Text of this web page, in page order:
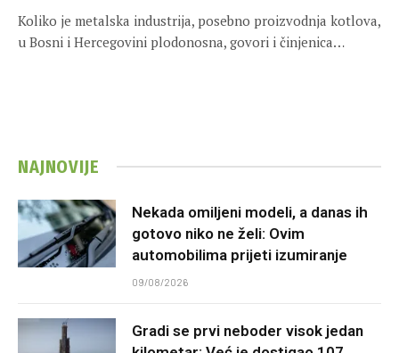
Koliko je metalska industrija, posebno proizvodnja kotlova,
u Bosni i Hercegovini plodonosna, govori i činjenica…
NAJNOVIJE
Nekada omiljeni modeli, a danas ih
gotovo niko ne želi: Ovim
automobilima prijeti izumiranje
09/08/2026
Gradi se prvi neboder visok jedan